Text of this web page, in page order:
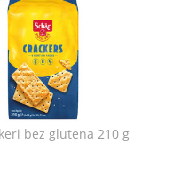
bez glutena 210 g